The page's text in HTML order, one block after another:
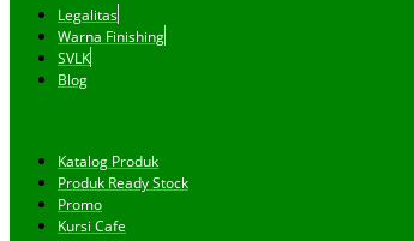
Legalitas
Warna Finishing
SVLK
Blog
Katalog Produk
Produk Ready Stock
Promo
Kursi Cafe